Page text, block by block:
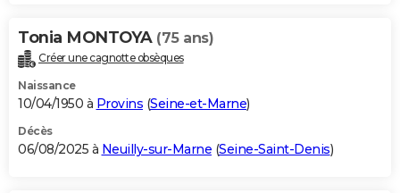
Tonia MONTOYA (75 ans)
Créer une cagnotte obsèques
Naissance
10/04/1950 à Provins (Seine-et-Marne)
Décès
06/08/2025 à Neuilly-sur-Marne (Seine-Saint-Denis)